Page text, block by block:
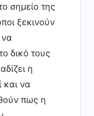
σημείο της
ξεκινούν
δικό τους
η
και να
πως η